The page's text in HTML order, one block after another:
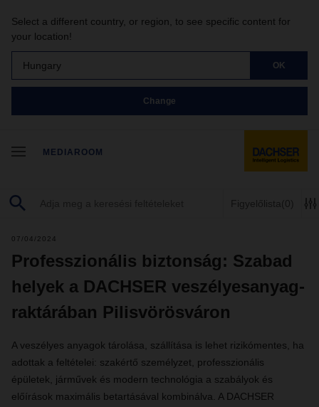
Select a different country, or region, to see specific content for
your location!
Hungary OK
Change
MEDIAROOM
Figyelőlista (0)
07/04/2024
Professzionális biztonság: Szabad
helyek a DACHSER veszélyesanyag-
raktárában Pilisvörösváron
A veszélyes anyagok tárolása, szállítása is lehet rizikómentes, ha
adottak a feltételei: szakértő személyzet, professzionális
épületek, járművek és modern technológia a szabályok és
előírások maximális betartásával kombinálva. A DACHSER